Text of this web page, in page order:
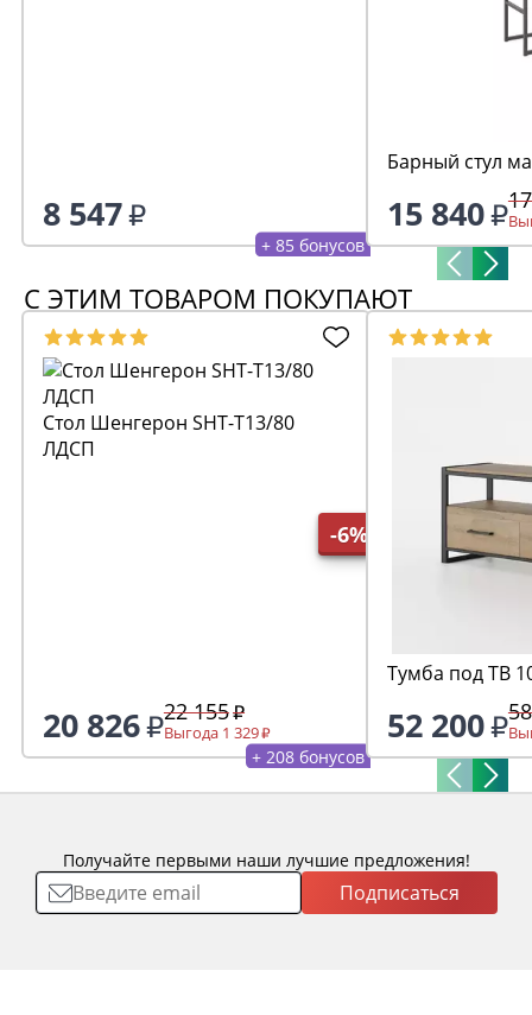
8 547
+ 85 бонусов
Барный стул
15 840
С ЭТИМ ТОВАРОМ ПОКУПАЮТ
-6%
Стол Шенгерон SHT-T13/80
ЛДСП
20 826 22 155
Выгода 1 329
+ 208 бонусов
Тумба под ТВ
52 200
Получайте первыми наши лучшие предложения!
Подписаться